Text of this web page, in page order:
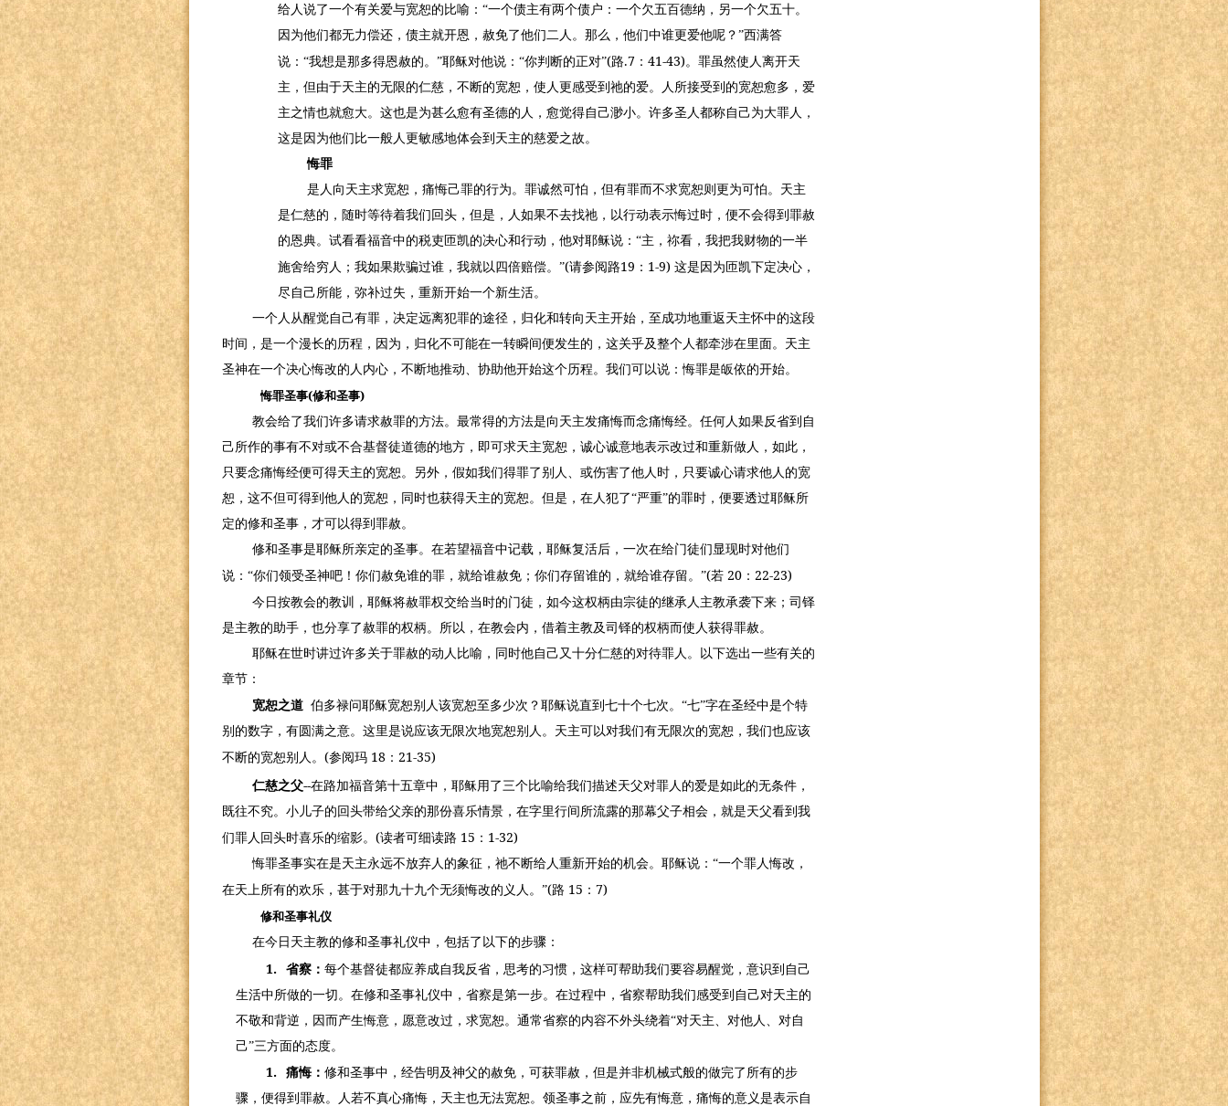
给人说了一个有关爱与宽恕的比喻：“一个债主有两个债户：一个欠五百德纳，另一个欠五十。
因为他们都无力偿还，债主就开恩，赦免了他们二人。那么，他们中谁更爱他呢？”西满答
说：“我想是那多得恩赦的。”耶稣对他说：“你判断的正对”(路.7 ：41-43) 。罪虽然使人离开天
主，但由于天主的无限的仁慈，不断的宽恕，使人更感受到祂的爱。人所接受到的宽恕愈多，爱
主之情也就愈大。这也是为甚么愈有圣德的人，愈觉得自己渺小。许多圣人都称自己为大罪人，
这是因为他们比一般人更敏感地体会到天主的慈爱之故。
悔罪
是人向天主求宽恕，痛悔己罪的行为。罪诚然可怕，但有罪而不求宽恕则更为可怕。天主
是仁慈的，随时等待着我们回头，但是，人如果不去找祂，以行动表示悔过时，便不会得到罪赦
的恩典。试看看福音中的税吏匝凯的决心和行动，他对耶稣说：“主，祢看，我把我财物的一半
施舍给穷人；我如果欺骗过谁，我就以四倍赔偿。”(请参阅路19 ： 1-9)这是因为匝凯下定决心，
尽自己所能，弥补过失，重新开始一个新生活。
一个人从醒觉自己有罪，决定远离犯罪的途径，归化和转向天主开始，至成功地重返天主怀中的这段
时间，是一个漫长的历程，因为，归化不可能在一转瞬间便发生的，这关乎及整个人都牵涉在里面。天主
圣神在一个决心悔改的人内心，不断地推动、协助他开始这个历程。我们可以说：悔罪是皈依的开始。
悔罪圣事(修和圣事)
教会给了我们许多请求赦罪的方法。最常得的方法是向天主发痛悔而念痛悔经。任何人如果反省到自
己所作的事有不对或不合基督徒道德的地方，即可求天主宽恕，诚心诚意地表示改过和重新做人，如此，
只要念痛悔经便可得天主的宽恕。另外，假如我们得罪了别人、或伤害了他人时，只要诚心请求他人的宽
恕，这不但可得到他人的宽恕，同时也获得天主的宽恕。但是，在人犯了“严重”的罪时，便要透过耶稣所
定的修和圣事，才可以得到罪赦。
修和圣事是耶稣所亲定的圣事。在若望福音中记载，耶稣复活后，一次在给门徒们显现时对他们
说：“你们领受圣神吧！你们赦免谁的罪，就给谁赦免；你们存留谁的，就给谁存留。”(若20： 22-23)
今日按教会的教训，耶稣将赦罪权交给当时的门徒，如今这权柄由宗徒的继承人主教承袭下来；司铎
是主教的助手，也分享了赦罪的权柄。所以，在教会内，借着主教及司铎的权柄而使人获得罪赦。
耶稣在世时讲过许多关于罪赦的动人比喻，同时他自己又十分仁慈的对待罪人。以下选出一些有关的
章节：
宽恕之道 伯多禄问耶稣宽恕别人该宽恕至多少次？耶稣说直到七十个七次。“七”字在圣经中是个特
别的数字，有圆满之意。这里是说应该无限次地宽恕别人。天主可以对我们有无限次的宽恕，我们也应该
不断的宽恕别人。 (参阅玛18： 21-35)
仁慈之父--在路加福音第十五章中，耶稣用了三个比喻给我们描述天父对罪人的爱是如此的无条件，
既往不究。小儿子的回头带给父亲的那份喜乐情景，在字里行间所流露的那幕父子相会，就是天父看到我
们罪人回头时喜乐的缩影。 (读者可细读路 15 ： 1-32)
悔罪圣事实在是天主永远不放弃人的象征，祂不断给人重新开始的机会。耶稣说：“一个罪人悔改，
在天上所有的欢乐，甚于对那九十九个无须悔改的义人。”(路 15 ： 7)
修和圣事礼仪
在今日天主教的修和圣事礼仪中，包括了以下的步骤：
1. 省察： 每个基督徒都应养成自我反省，思考的习惯，这样可帮助我们要容易醒觉，意识到自己
生活中所做的一切。在修和圣事礼仪中，省察是第一步。在过程中，省察帮助我们感受到自己对天主的
不敬和背逆，因而产生悔意，愿意改过，求宽恕。通常省察的内容不外头绕着“对天主、对他人、对自
己”三方面的态度。
1. 痛悔： 修和圣事中，经告明及神父的赦免，可获罪赦，但是并非机械式般的做完了所有的步
骤，便得到罪赦。人若不真心痛悔，天主也无法宽恕。领圣事之前，应先有悔意，痛悔的意义是表示自